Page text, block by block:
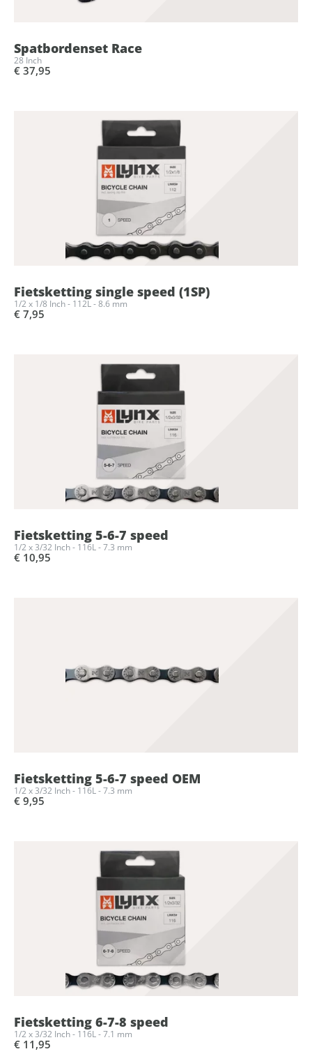
Spatbordenset Race
28 Inch
€ 37,95
Fietsketting single speed (1SP)
1/2 x 1/8 Inch - 112L - 8.6 mm
€ 7,95
Fietsketting 5-6-7 speed
1/2 x 3/32 Inch - 116L - 7.3 mm
€ 10,95
Fietsketting 5-6-7 speed OEM
1/2 x 3/32 Inch - 116L - 7.3 mm
€ 9,95
Fietsketting 6-7-8 speed
1/2 x 3/32 Inch - 116L - 7.1 mm
€ 11,95